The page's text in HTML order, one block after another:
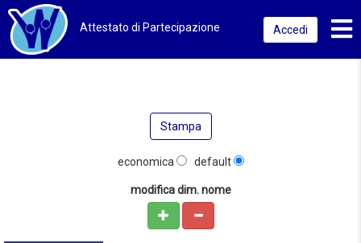
Attestato di Partecipazione Accedi
Stampa
economica default
modifica dim. nome